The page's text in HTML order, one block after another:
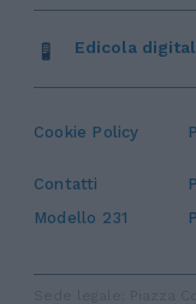
Cookie Policy
Contatti
Modello 231
Edicola